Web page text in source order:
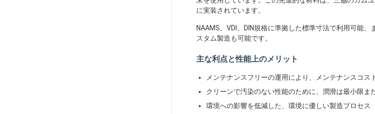
に実装されています。
NAAMS、VDI、DIN規格に準拠した標準寸法で利用可能
スタム製造も可能です。
主な利点と性能上のメリット
メンテナンスフリーの運用により、メンテナンスコス
クリーンで汚染のない性能のために、潤滑は最小限ま
環境への影響を低減した、環境に優しい製造プロセス